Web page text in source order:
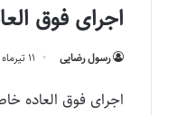
اجرای فوق
رسول رضایی ۱۱ تیر‌ماه ۱۴۰۳
اجرای فوق العاده